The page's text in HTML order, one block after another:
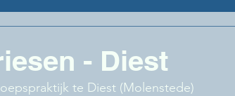
- Diest
te Diest (Molenstede)